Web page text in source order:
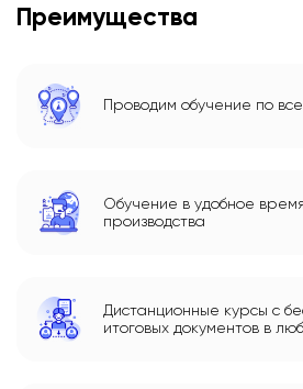
Преимущества
Проводим обучение по
Обучение в удобное
производства
Дистанционные курсы с
итоговых документов в